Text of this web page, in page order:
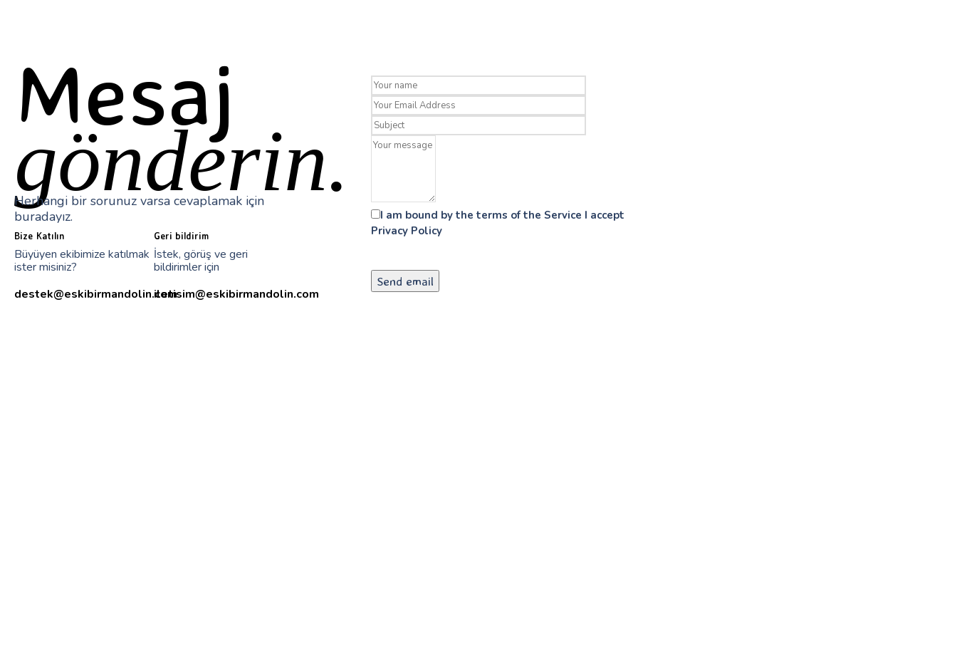
Mesaj
gönderin.
Herhangi bir sorunuz varsa cevaplamak için
buradayız.
Bize Katılın
Büyüyen ekibimize katılmak
ister misiniz?
destek@eskibirmandolin.com
Geri bildirim
İstek, görüş ve geri
bildirimler için
iletisim@eskibirmandolin.com
I am bound by the terms of the Service I accept
Privacy Policy